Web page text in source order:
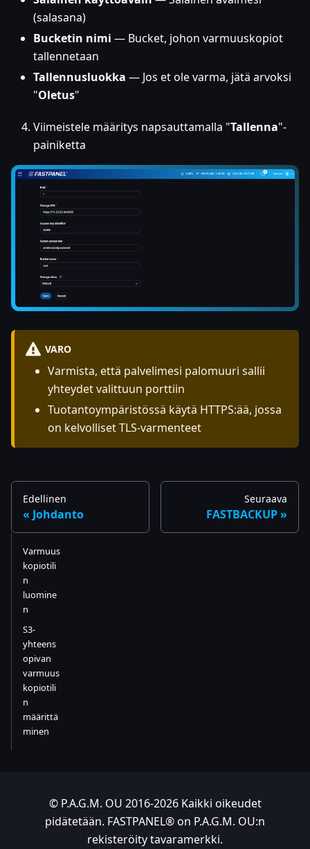
(salasana)
Bucketin nimi — Bucket, johon varmuuskopiot
tallennetaan
Tallennusluokka — Jos et ole varma, jätä arvoksi
"Oletus"
Viimeistele määritys napsauttamalla "Tallenna"-
painiketta
VARO
Varmista, että palvelimesi palomuuri sallii
yhteydet valittuun porttiin
Tuotantoympäristössä käytä HTTPS:ää, jossa
on kelvolliset TLS-varmenteet
Edellinen
Johdanto
Seuraava
FASTBACKUP
Varmuus
kopiotili
n
luomine
n
S3-
yhteens
opivan
varmuus
kopiotili
n
määrittä
minen
© P.A.G.M. OU 2016-2026 Kaikki oikeudet
pidätetään. FASTPANEL® on P.A.G.M. OU:n
rekisteröity tavaramerkki.